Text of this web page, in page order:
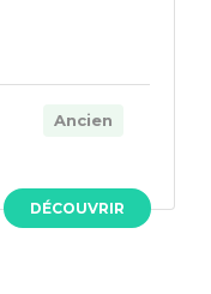
DÉCOUVRIR
Ancien